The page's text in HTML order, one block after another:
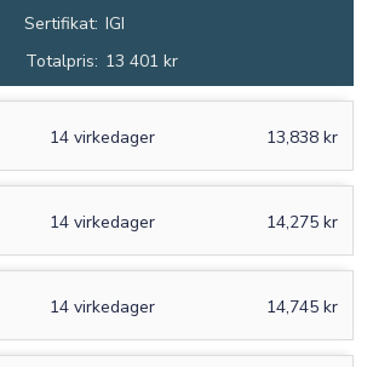
Sertifikat: IGI
Totalpris: 13 401 kr
13,838 kr
14 virkedager
14,275 kr
14 virkedager
14,745 kr
14 virkedager